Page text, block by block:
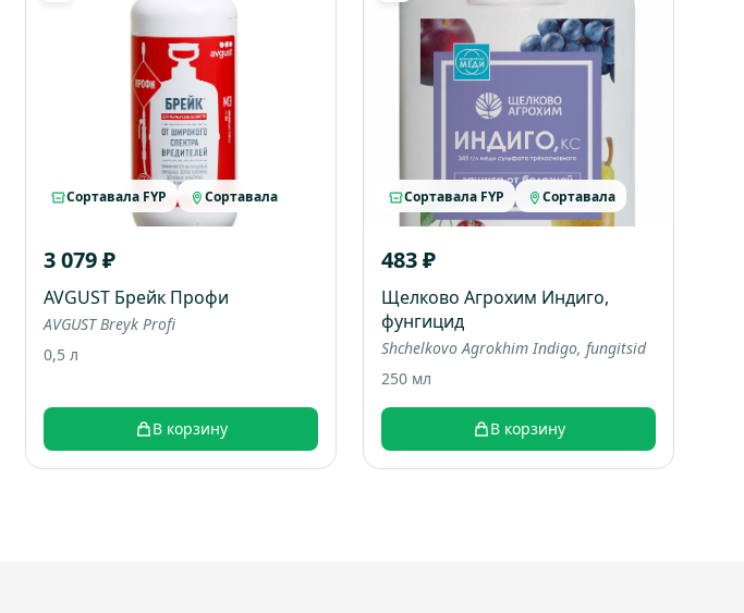
Сортавала FYP Сортавала
3 079 ₽
AVGUST Брейк Профи
AVGUST Breyk Profi
0,5 л
В корзину
Сортавала FYP Сортавала
483 ₽
Щелково Агрохим Индиго,
фунгицид
Shchelkovo Agrokhim Indigo, fungitsid
250 мл
В корзину